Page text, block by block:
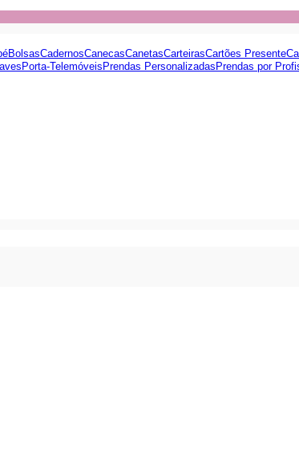
BolsasCadernosCanecasCanetasCarteirasCartões Presente
Porta-Telemóveis Prendas Personalizadas Prendas por